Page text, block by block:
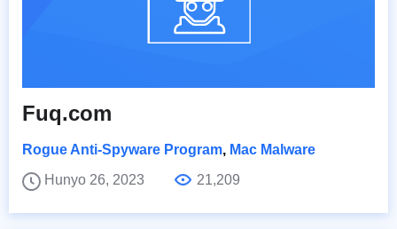
Fuq.com
Rogue Anti-Spyware Program, Mac Malware
Hunyo 26, 2023
21,209